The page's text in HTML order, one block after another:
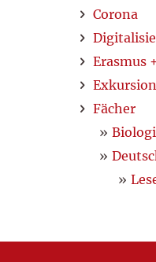
Corona
Erasmus +
Fächer